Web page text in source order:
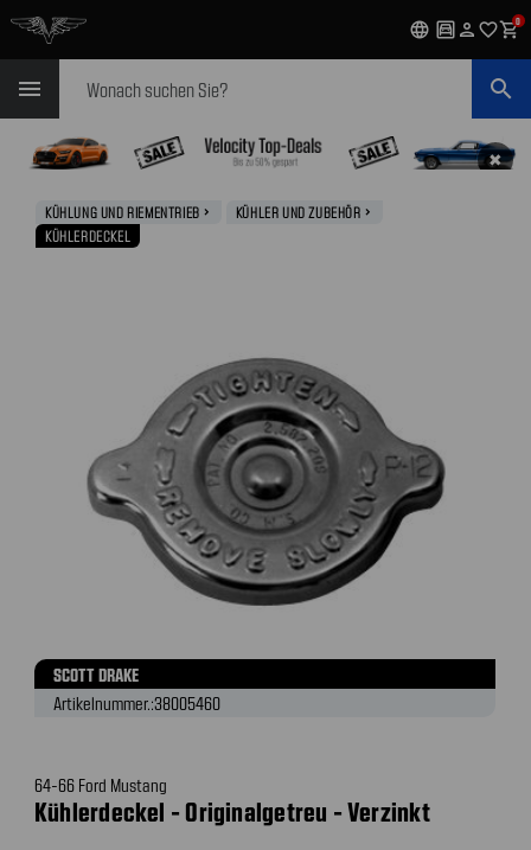
language garage person favorite_outlineshopping_cart0
menu search
✖
KÜHLUNG UND RIEMENTRIEB navigate_next KÜHLER UND ZUBEHÖR navigate_next
KÜHLERDECKEL
SCOTT DRAKE
Artikelnummer.:38005460
64-66 Ford Mustang
Kühlerdeckel - Originalgetreu - Verzinkt